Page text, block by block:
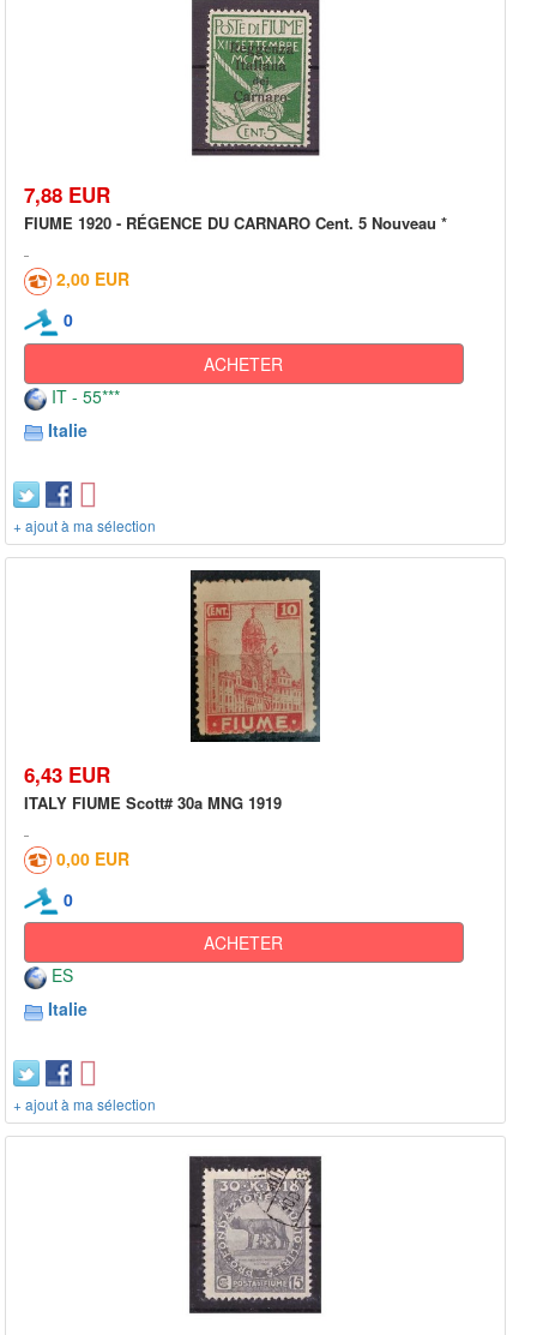
7,88 EUR
FIUME 1920 - RÉGENCE DU CARNARO Cent. 5 Nouveau *
2,00 EUR
0
ACHETER
IT - 55***
Italie
+ ajout à ma sélection
6,43 EUR
ITALY FIUME Scott# 30a MNG 1919
0,00 EUR
0
ACHETER
ES
Italie
+ ajout à ma sélection